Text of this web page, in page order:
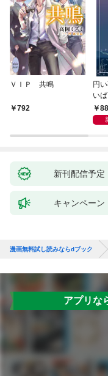
ＶＩＰ 共鳴
792
円
い
新刊配信予定
キャンペーン
漫画無料試し読みならdブック
アプリな